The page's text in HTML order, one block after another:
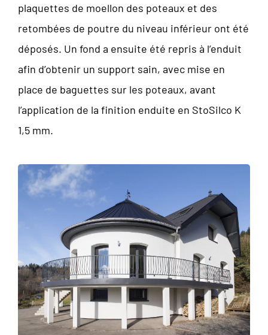
plaquettes de moellon des poteaux et des
retombées de poutre du niveau inférieur ont été
déposés. Un fond a ensuite été repris à l’enduit
afin d’obtenir un support sain, avec mise en
place de baguettes sur les poteaux, avant
l’application de la finition enduite en StoSilco K
1,5 mm.